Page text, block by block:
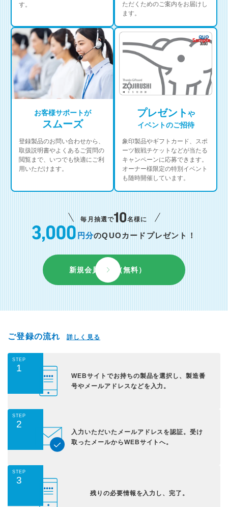
す。
ただくためのご案内をお届けし
ます。
お客様サポートが
スムーズ
登録製品のお問い合わせから、
取扱説明書やよくあるご質問の
閲覧まで、いつでも快適にご利
用いただけます。
プレゼントや
イベントのご招待
象印製品やギフトカード、スポ
ーツ観戦チケットなどが当たる
キャンペーンに応募できます。
オーナー様限定の特別イベント
も随時開催しています。
毎月抽選で 名様に
円分のQUOカードプレゼント！
新規会員登録（無料）
ご登録の流れ 詳しく見る
STEP
1
WEBサイトでお持ちの製品を選択し、製造番
号やメールアドレスなどを入力。
STEP
2
入力いただいた メールアドレスを認証。受け
取ったメールからWEBサイトへ。
STEP
3
残りの必要情報を入力し、完了。